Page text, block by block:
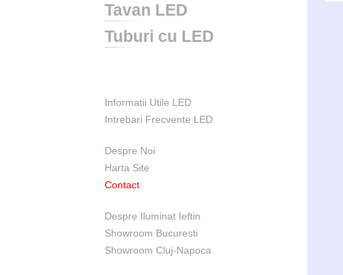
Tavan LED
Tuburi cu LED
Informatii Utile LED
Intrebari Frecvente LED
Despre Noi
Harta Site
Contact
Despre Iluminat Ieftin
Showroom Bucuresti
Showroom Cluj-Napoca